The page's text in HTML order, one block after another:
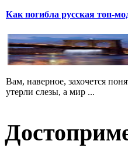
Как погибла русская топ-
Вам, наверное, захочется
утерли слезы, а мир ...